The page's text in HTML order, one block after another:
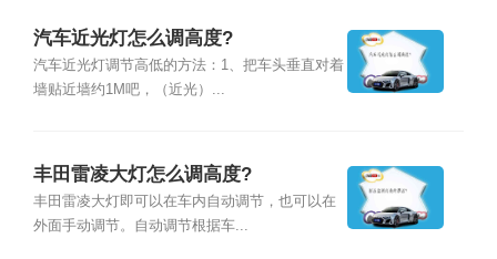
汽车近光灯怎么调高度?
汽车近光灯调节高低的方法：1、把车头垂直对着
墙贴近墙约1M吧，（近光）...
丰田雷凌大灯怎么调高度?
丰田雷凌大灯即可以在车内自动调节，也可以在
外面手动调节。自动调节根据车...